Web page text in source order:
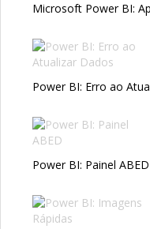
Microsoft Power BI:
Power BI: Erro ao
Power BI: Painel ABED